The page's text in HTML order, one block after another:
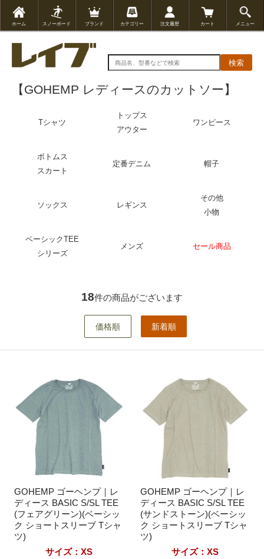
ホーム スノーボード ブランド カテゴリー 注文履歴 カート メニュー
検索
【GOHEMP レディースのカットソー】
Tシャツ
トップス
アウター
ワンピース
ボトムス
スカート
定番デニム 帽子
ソックス レギンス
その他
小物
ベーシックTEE
シリーズ
メンズ セール商品
18件の商品がございます
価格順 新着順
GOHEMP ゴーヘンプ｜レ
ディース BASIC S/SL TEE
(フェアグリーン)(ベーシッ
ク ショートスリーブ Tシャ
ツ)
サイズ：XS
GOHEMP ゴーヘンプ｜レ
ディース BASIC S/SL TEE
(サンドストーン)(ベーシッ
ク ショートスリーブ Tシャ
ツ)
サイズ：XS